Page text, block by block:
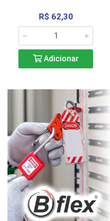
R$ 62,30
Adicionar